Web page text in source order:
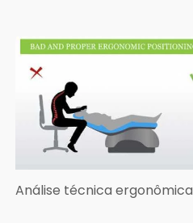
Análise técnica ergonômica